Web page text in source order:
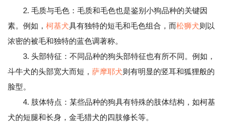
2. 毛质与毛色：毛质和毛色也是鉴别小狗品种的关键因
素。例如， 柯基犬具有独特的短毛和毛色组合，而松狮犬则以
浓密的被毛和独特的蓝色调著称。
3. 头部特征：不同品种的狗头部特征也有所不同。例如，
斗牛犬的头部宽大而短， 萨摩耶犬则有明显的竖耳和狐狸般的
脸型。
4. 肢体特点：某些品种的狗具有特殊的肢体结构，如柯基
犬的短腿和长身，金毛猎犬的四肢修长等。